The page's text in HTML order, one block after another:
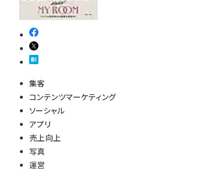
集客
コンテンツマーケティング
ソーシャル
アプリ
売上向上
写真
運営